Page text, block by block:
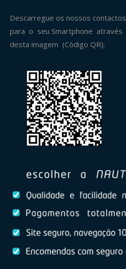
Descarregue os nossos contactos
para o seu Smartphone através
desta imagem (Código QR):